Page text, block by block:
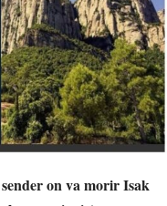
on va morir Isak